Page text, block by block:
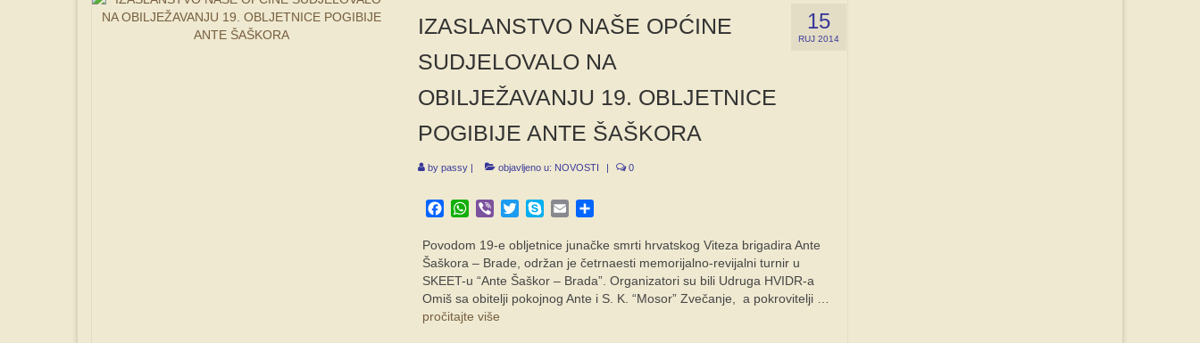
15
RUJ 2014
IZASLANSTVO NAŠE OPĆINE
SUDJELOVALO NA
OBILJEŽAVANJU 19. OBLJETNICE
POGIBIJE ANTE ŠAŠKORA
by passy| objavljeno u: NOVOSTI 0
Facebook
WhatsApp
Viber TwitterSkypeEmail
Povodom 19-e obljetnice junačke smrti hrvatskog Viteza brigadira Ante
Šaškora – Brade, održan je četrnaesti memorijalno-revijalni turnir u
SKEET-u “Ante Šaškor – Brada”. Organizatori su bili Udruga HVIDR-a
Omiš sa obitelji pokojnog Ante i S. K. “Mosor” Zvečanje, a pokrovitelji …
pročitajte više